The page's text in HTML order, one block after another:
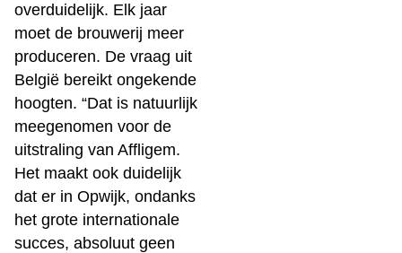
overduidelijk. Elk jaar
moet de brouwerij meer
produceren. De vraag uit
België bereikt ongekende
hoogten. “Dat is natuurlijk
meegenomen voor de
uitstraling van Affligem.
Het maakt ook duidelijk
dat er in Opwijk, ondanks
het grote internationale
succes, absoluut geen